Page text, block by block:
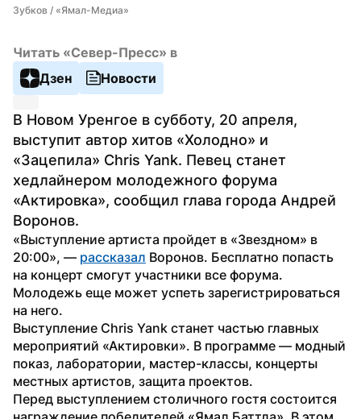
Зубков / «Ямал-Медиа»
Читать «Север-Пресс» в
Дзен
Новости
В Новом Уренгое в субботу, 20 апреля,
выступит автор хитов «Холодно» и
«Зацепила» Chris Yank. Певец станет
хедлайнером молодежного форума
«Актировка», сообщил глава города Андрей
Воронов.
«Выступление артиста пройдет в «Звездном» в
20:00», — рассказал Воронов. Бесплатно попасть
на концерт смогут участники все форума.
Молодежь еще может успеть зарегистрироваться
на него.
Выступление Chris Yank станет частью главных
мероприятий «Актировки». В программе — модный
показ, лаборатории, мастер-классы, концерты
местных артистов, защита проектов.
Перед выступлением столичного гостя состоится